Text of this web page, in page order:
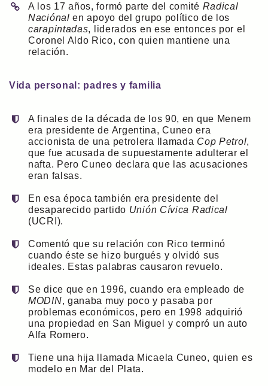
A los 17 años, formó parte del comité Radical
Naciónal en apoyo del grupo político de los
carapintadas, liderados en ese entonces por el
Coronel Aldo Rico, con quien mantiene una
relación.
Vida personal: padres y familia
A finales de la década de los 90, en que Menem
era presidente de Argentina, Cuneo era
accionista de una petrolera llamada Cop Petrol,
que fue acusada de supuestamente adulterar el
nafta. Pero Cuneo declara que las acusaciones
eran falsas.
En esa época también era presidente del
desaparecido partido Unión Cívica Radical
(UCRI).
Comentó que su relación con Rico terminó
cuando éste se hizo burgués y olvidó sus
ideales. Estas palabras causaron revuelo.
Se dice que en 1996, cuando era empleado de
MODIN, ganaba muy poco y pasaba por
problemas económicos, pero en 1998 adquirió
una propiedad en San Miguel y compró un auto
Alfa Romero.
Tiene una hija llamada Micaela Cuneo, quien es
modelo en Mar del Plata.